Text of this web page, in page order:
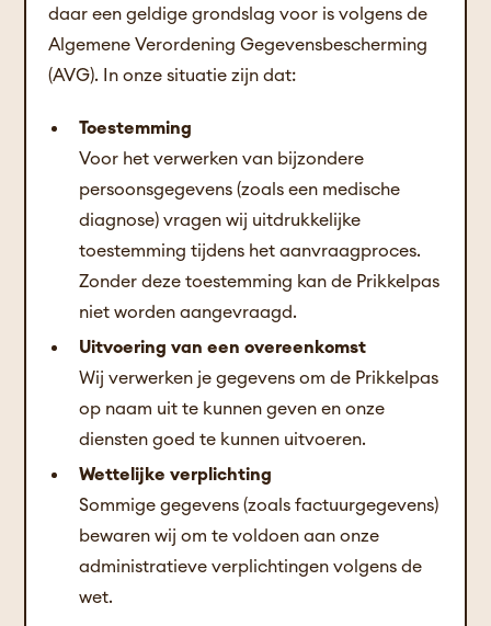
daar een geldige grondslag voor is volgens de
Algemene Verordening Gegevensbescherming
(AVG). In onze situatie zijn dat:
Toestemming
Voor het verwerken van bijzondere
persoonsgegevens (zoals een medische
diagnose) vragen wij uitdrukkelijke
toestemming tijdens het aanvraagproces.
Zonder deze toestemming kan de Prikkelpas
niet worden aangevraagd.
Uitvoering van een overeenkomst
Wij verwerken je gegevens om de Prikkelpas
op naam uit te kunnen geven en onze
diensten goed te kunnen uitvoeren.
Wettelijke verplichting
Sommige gegevens (zoals factuurgegevens)
bewaren wij om te voldoen aan onze
administratieve verplichtingen volgens de
wet.